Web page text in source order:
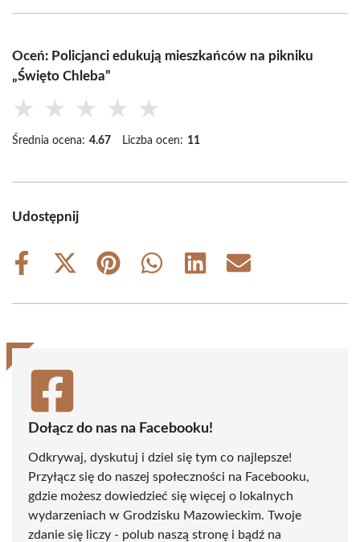
Oceń: Policjanci edukują mieszkańców na pikniku
„Święto Chleba”
★ ★ ★ ★ ★
Średnia ocena: 4.67 Liczba ocen: 11
Udostępnij
Share
Share
(Twitter)
Share
Share
Share
Share
Dołącz do nas na Facebooku!
Odkrywaj, dyskutuj i dziel się tym co najlepsze!
Przyłącz się do naszej społeczności na Facebooku,
gdzie możesz dowiedzieć się więcej o lokalnych
wydarzeniach w Grodzisku Mazowieckim. Twoje
zdanie się liczy - polub naszą stronę i bądź na